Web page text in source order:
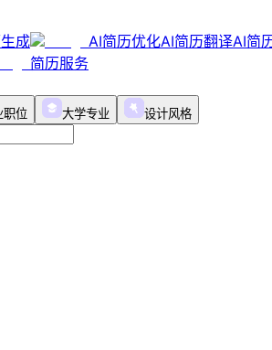
成 AI简历优化AI简历翻译AI简
简历服务
职位 大学专业 设计风格